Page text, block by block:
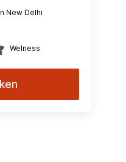
New Delhi
Welness